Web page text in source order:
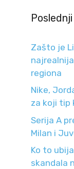
Zašto je
regiona
Nike,
za koji tip
Serija A
Milan i
Ko to
skandala